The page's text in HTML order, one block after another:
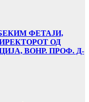
ФЕТАЈИ,
ОД
ВОНР. ПРОФ. Д-